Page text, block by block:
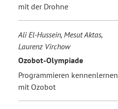
mit der Drohne
Ali El-Hussein, Mesut Aktas,
Laurenz Virchow
Ozobot-Olympiade
Programmieren kennenlernen
mit Ozobot